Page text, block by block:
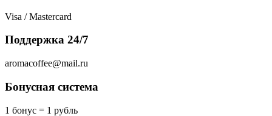
Visa / Mastercard
Поддержка 24/7
aromacoffee@mail.ru
Бонусная система
1 бонус = 1 рубль